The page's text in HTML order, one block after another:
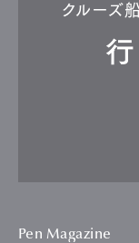
クルーズ
Pen Magazine